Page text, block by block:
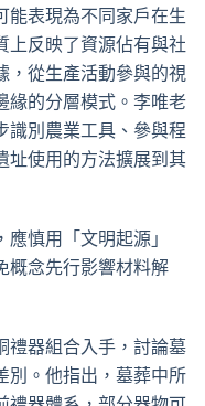
能表現為不同家戶在生
上反映了資源佔有與社
，從生產活動參與的視
緣的分層模式。李唯老
識別農業工具、參與程
址使用的方法擴展到其
慎用「文明起源」
概念先行影響材料解
禮器組合入手，討論墓
別。他指出，墓葬中所